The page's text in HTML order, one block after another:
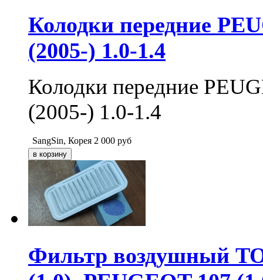
Колодки передние
(2005-) 1.0-1.4
Колодки передние
(2005-) 1.0-1.4
SangSin, Корея 2 000 руб
Фильтр воздушный